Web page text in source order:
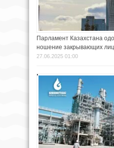
Парламент Казахстана
ношение закрывающих
27.06.2025 01:00